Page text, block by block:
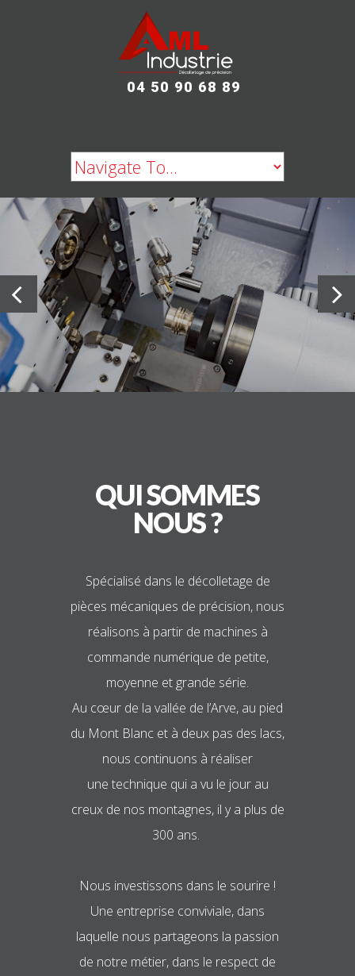
04 50 90 68 89
QUI SOMMES
NOUS ?
Spécialisé dans le décolletage de
pièces mécaniques de précision, nous
réalisons à partir de machines à
commande numérique de petite,
moyenne et grande série.
Au cœur de la vallée de l’Arve, au pied
du Mont Blanc et à deux pas des lacs,
nous continuons à réaliser
une technique qui a vu le jour au
creux de nos montagnes, il y a plus de
300 ans.
Nous investissons dans le sourire !
Une entreprise conviviale, dans
laquelle nous partageons la passion
de notre métier, dans le respect de